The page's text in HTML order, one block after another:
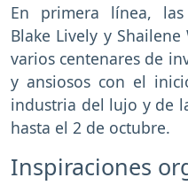
En primera línea, las
Blake Lively y
varios centenares de
y ansiosos con el
industria del lujo y de
hasta el 2 de octubre.
Inspiraciones